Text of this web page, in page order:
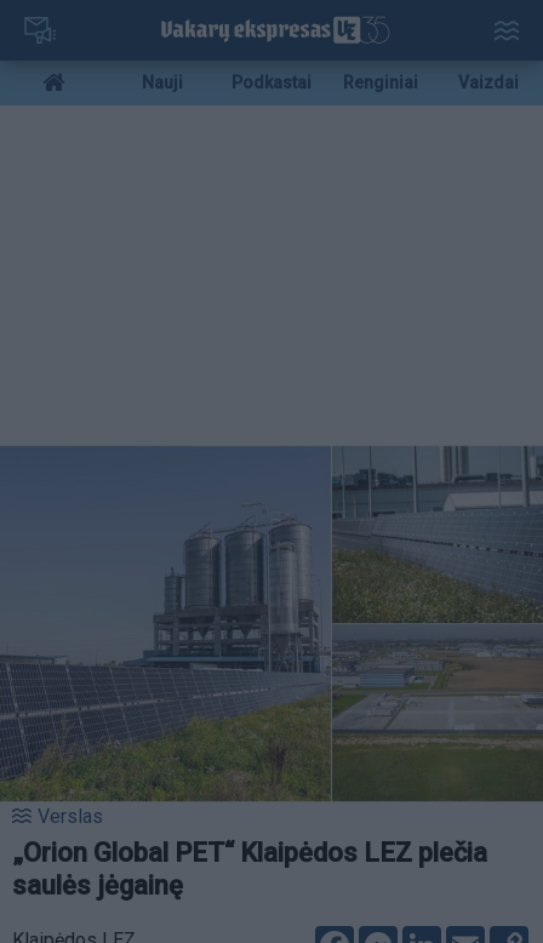
Pereiti
pagrindinį
turinį
Mobile
menu
Nauji Podkastai Renginiai Vaizdai
Verslas
„Orion Global PET“ Klaipėdos LEZ plečia
saulės jėgainę
FacebookMessenger
LinkedIn
Email